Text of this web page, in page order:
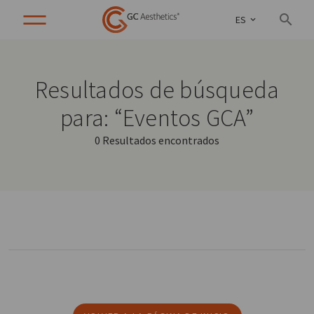
ES
Resultados de búsqueda
para: “Eventos GCA”
0 Resultados encontrados